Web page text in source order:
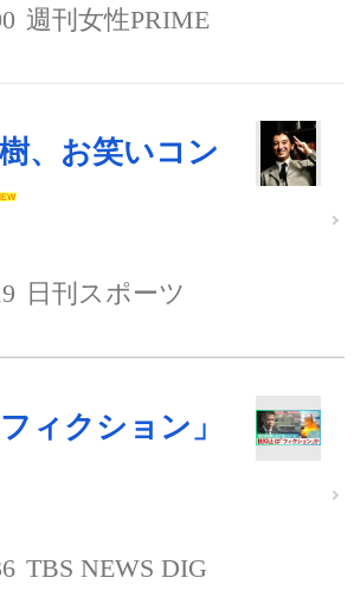
週刊女性PRIME
、お笑いコン
日刊スポーツ
ィクション」
TBS NEWS DIG